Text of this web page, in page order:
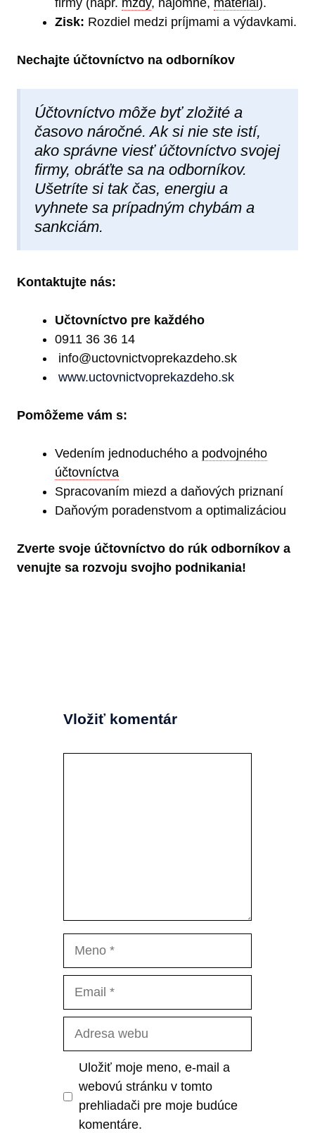
Zisk: Rozdiel medzi príjmami a výdavkami.
Nechajte účtovníctvo na odborníkov
Účtovníctvo môže byť zložité a
časovo náročné. Ak si nie ste istí,
ako správne viesť účtovníctvo svojej
firmy, obráťte sa na odborníkov.
Ušetríte si tak čas, energiu a
vyhnete sa prípadným chybám a
sankciám.
Kontaktujte nás:
Učtovníctvo pre každého
0911 36 36 14
info@uctovnictvoprekazdeho.sk
www.uctovnictvoprekazdeho.sk
Pomôžeme vám s:
Vedením jednoduchého a podvojného
účtovníctva
Spracovaním miezd a daňových priznaní
Daňovým poradenstvom a optimalizáciou
Zverte svoje účtovníctvo do rúk odborníkov a
venujte sa rozvoju svojho podnikania!
Vložiť komentár
Adresa
Uložiť moje meno, e-mail a
webovú stránku v tomto
prehliadači pre moje budúce
komentáre.